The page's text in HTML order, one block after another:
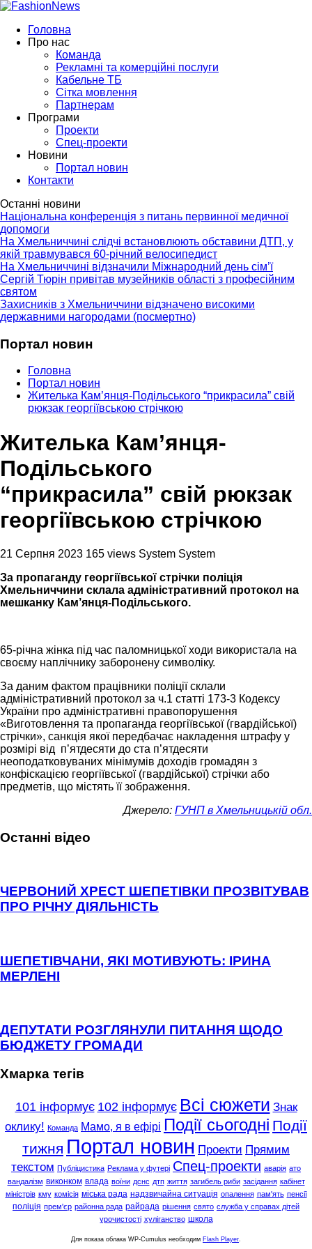
Головна
Про нас
Команда
Рекламні та комерційні послуги
Кабельне ТБ
Сітка мовлення
Партнерам
Програми
Проекти
Спец-проекти
Новини
Портал новин
Контакти
Останні новини
Національна конференція з питань первинної медичної
допомоги
На Хмельниччині слідчі встановлюють обставини ДТП, у
якій травмувався 60-річний велосипедист
На Хмельниччині відзначили Міжнародний день сім’ї
Сергій Тюрін привітав музейників області з професійним
святом
Захисників з Хмельниччини відзначено високими
державними нагородами (посмертно)
Портал новин
Головна
Портал новин
Жителька Кам’янця-Подільського “прикрасила” свій
рюкзак георгіївською стрічкою
Жителька Кам’янця-
Подільського
“прикрасила” свій рюкзак
георгіївською стрічкою
21 Серпня 2023 165 views System System
За пропаганду георгіївської стрічки поліція
Хмельниччини склала адміністративний протокол на
мешканку Кам’янця-Подільського.
65-річна жінка під час паломницької ходи використала на
своєму наплічнику заборонену символіку.
За даним фактом працівники поліції склали
адміністративний протокол за ч.1 статті 173-3 Кодексу
України про адміністративні правопорушення
«Виготовлення та пропаганда георгіївської (гвардійської)
стрічки», санкція якої передбачає накладення штрафу у
розмірі від п’ятдесяти до ста п’ятдесяти
неоподатковуваних мінімумів доходів громадян з
конфіскацією георгіївської (гвардійської) стрічки або
предметів, що містять її зображення.
Джерело: ГУНП в Хмельницькій обл.
Останні відео
ЧЕРВОНИЙ ХРЕСТ ШЕПЕТІВКИ ПРОЗВІТУВАВ
ПРО РІЧНУ ДІЯЛЬНІСТЬ
ШЕПЕТІВЧАНИ, ЯКІ МОТИВУЮТЬ: ІРИНА
МЕРЛЕНІ
ДЕПУТАТИ РОЗГЛЯНУЛИ ПИТАННЯ ЩОДО
БЮДЖЕТУ ГРОМАДИ
Хмарка тегів
101 інформує 102 інформує Всі сюжети Знак
оклику! Команда Мамо, я в ефірі Події сьогодні Події
тижня Портал новин Проекти Прямим
текстом Публіцистика Реклама у футері Спец-проекти аварія ато
вандалізм виконком влада воїни дснс дтп життя загибель риби засідання кабінет
міністрів кму комісія міська рада надзвичайна ситуація опалення пам'ять пенсії
поліція прем'єр районна рада райрада рішення свято служба у справах дітей
урочистості хуліганство школа
Для показа облака WP-Cumulus необходим Flash Player